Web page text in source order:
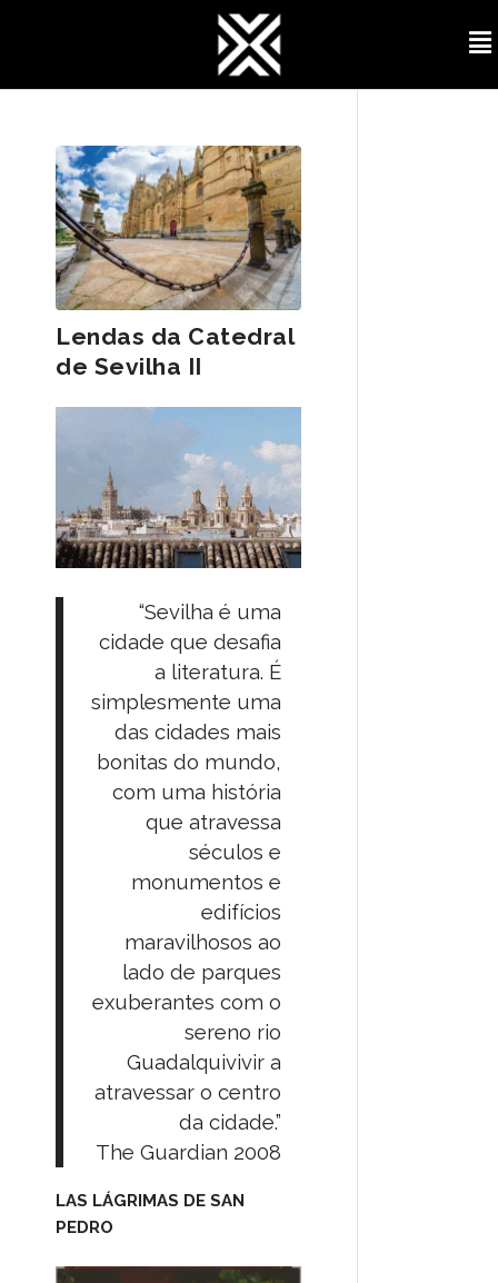
Lendas da Catedral
de Sevilha II
“Sevilha é uma
cidade que desafia
a literatura. É
simplesmente uma
das cidades mais
bonitas do mundo,
com uma história
que atravessa
séculos e
monumentos e
edifícios
maravilhosos ao
lado de parques
exuberantes com o
sereno rio
Guadalquivivir a
atravessar o centro
da cidade.”
The Guardian 2008
LAS LÁGRIMAS DE SAN
PEDRO